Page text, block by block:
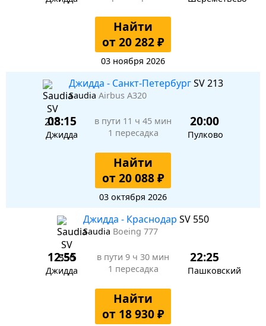
Найти
от 20 282 ₽
03 ноября 2026
Джидда - Санкт-ПетербургSV 213
Saudia Airbus A320
08:15
Джидда
в пути 11 ч 45 мин
1 пересадка
20:00
Пулково
Найти
от 20 088 ₽
03 октября 2026
Джидда - Краснодар SV 550
Saudia Boeing 777
12:55
Джидда
в пути 9 ч 30 мин
1 пересадка
22:25
Пашковский
Найти
от 18 930 ₽